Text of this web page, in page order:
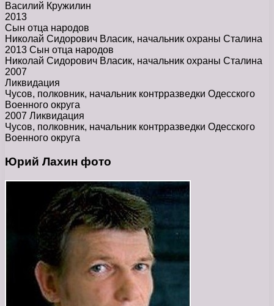
Василий Кружилин
2013
Сын отца народов
Николай Сидорович Власик, начальник охраны Сталина
2013 Сын отца народов
Николай Сидорович Власик, начальник охраны Сталина
2007
Ликвидация
Чусов, полковник, начальник контрразведки Одесского
Военного округа
2007 Ликвидация
Чусов, полковник, начальник контрразведки Одесского
Военного округа
Юрий Лахин фото